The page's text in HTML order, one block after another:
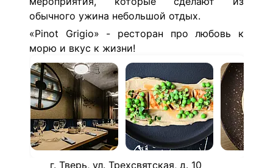
обычного ужина небольшой отдых.
«Pinot Grigio» - ресторан про любовь к
морю и вкус к жизни!
г. Тверь, ул. Трехсвятская, д. 10